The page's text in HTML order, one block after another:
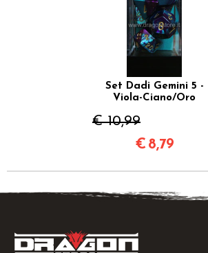
Set Dadi Gemini 5 -
Viola-Ciano/Oro
€ 10,99
€ 8,79